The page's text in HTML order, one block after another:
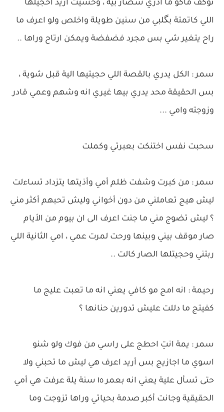
توكف ماكو ما ادري شصار بية ، وحسيت أريد احجيلها
اللي كاتمتة بگلبي من سنين طويلة واخلص ولو اعرف ما
راح يتغير شي بس مجرد فضفضة ويمكن ارتاح وراها ..
سمر : الكل يدري بالقصة اللي حجيتيها الية قبل شوية ،
بس الحقيقة محد يدري بيها غيري انه وشهم وعمي قادر
وزوجته وامي ...
سحبت نفس اختنكت بعبرتي وكملت
سمر : من كبرت وشفت ظلم أمي وأذيتها يتزداد تساءلت
ليش هيج تعاملني من دون أخواني وليش تحبهم أكثر مني
؟ ليش تضوج مني ما جنت اعرف الى ان بيوم من الأيام
صار موقف بيني وبينها ورحت لمرت عمي ، امي الثانية اللي
ربتني وحجيتلها الصار كالت ..
رحيمة : انه امج مو كافي يعني انه ما تعبت عليج ما
كفيتج ما دللت عليش تدورين حنانها ؟
سمر : يمة انتِ احطج على راسي من فوك ولو شنو
اسوي ما اجازيج بس أريد اعرف هي ليش ما تحبني ولا
حتى تسأل علية يعني انه بعمر ١٥ سنة يلة عرفت هي أمي
الحقيقية وجانت أكبر صدمة بحياتي وراها تزوجت وما